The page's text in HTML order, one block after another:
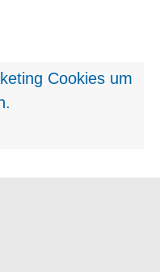
Cookies um